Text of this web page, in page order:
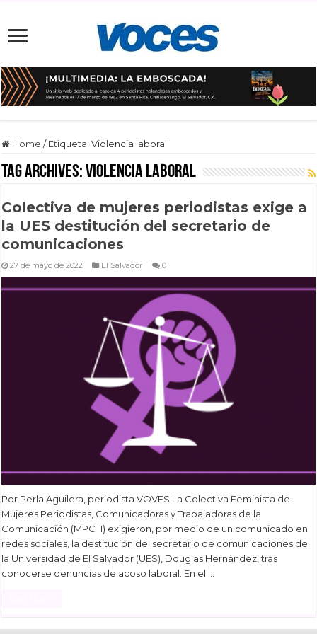
Home / Etiqueta:Violencia laboral
Tag Archives:Violencia laboral
Colectiva de mujeres periodistas exige a
la UES destitución del secretario de
comunicaciones
27 de mayo de 2022 El Salvador 0
Por Perla Aguilera, periodista VOVES La Colectiva Feminista de
Mujeres Periodistas, Comunicadoras y Trabajadoras de la
Comunicación (MPCTI) exigieron, por medio de un comunicado en
redes sociales, la destitución del secretario de comunicaciones de
la Universidad de El Salvador (UES), Douglas Hernández, tras
conocerse denuncias de acoso laboral. En el …